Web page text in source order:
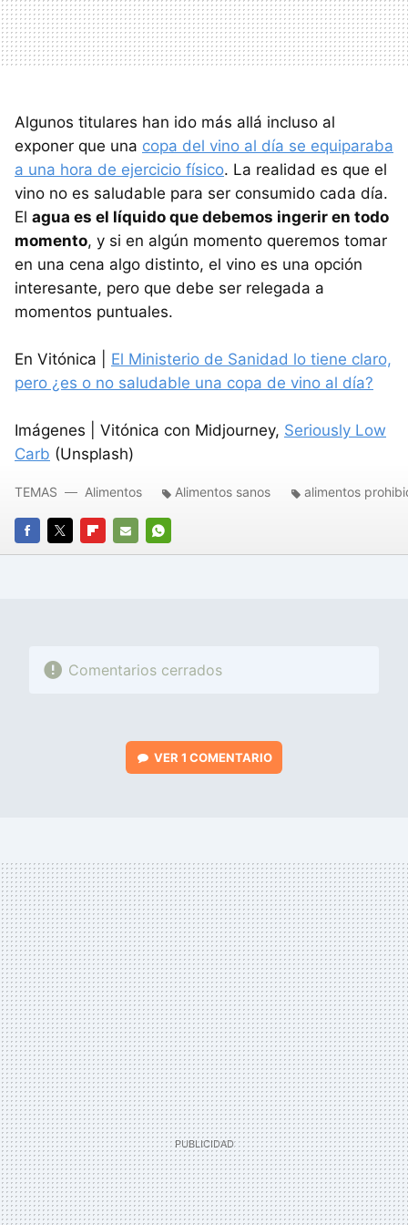
Algunos titulares han ido más allá incluso al
exponer que una copa del vino al día se equiparaba
a una hora de ejercicio físico. La realidad es que el
vino no es saludable para ser consumido cada día.
El agua es el líquido que debemos ingerir en todo
momento, y si en algún momento queremos tomar
en una cena algo distinto, el vino es una opción
interesante, pero que debe ser relegada a
momentos puntuales.
En Vitónica | El Ministerio de Sanidad lo tiene claro,
pero ¿es o no saludable una copa de vino al día?
Imágenes | Vitónica con Midjourney, Seriously Low
Carb (Unsplash)
FACEBOOK
TWITTERFLIPBOARD
E-
WHATSAPP
TEMAS Alimentos Alimentos sanos alimentos
Comentarios cerrados
VER 1 COMENTARIO